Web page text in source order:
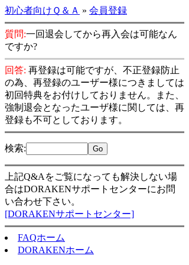
初心者向けＱ＆Ａ » 会員登録
質問:一回退会してから再入会は可能なん
ですか?
回答: 再登録は可能ですが、不正登録防止
の為、再登録のユーザー様につきましては
初回特典をお付けしておりません。また、
強制退会となったユーザ様に関しては、再
登録も不可としております。
検索:
上記Q&Aをご覧になっても解決しない場
合はDORAKENサポートセンターにお問
い合わせ下さい。
[DORAKENサポートセンター]
FAQホーム
DORAKENホーム